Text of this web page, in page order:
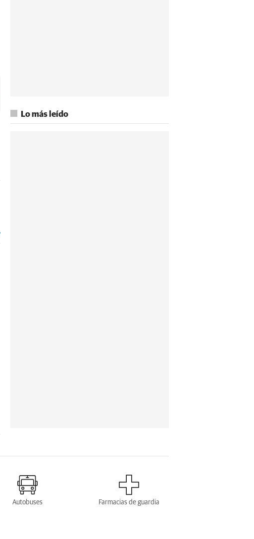
Lo más leído
Autobuses Farmacias de guardia